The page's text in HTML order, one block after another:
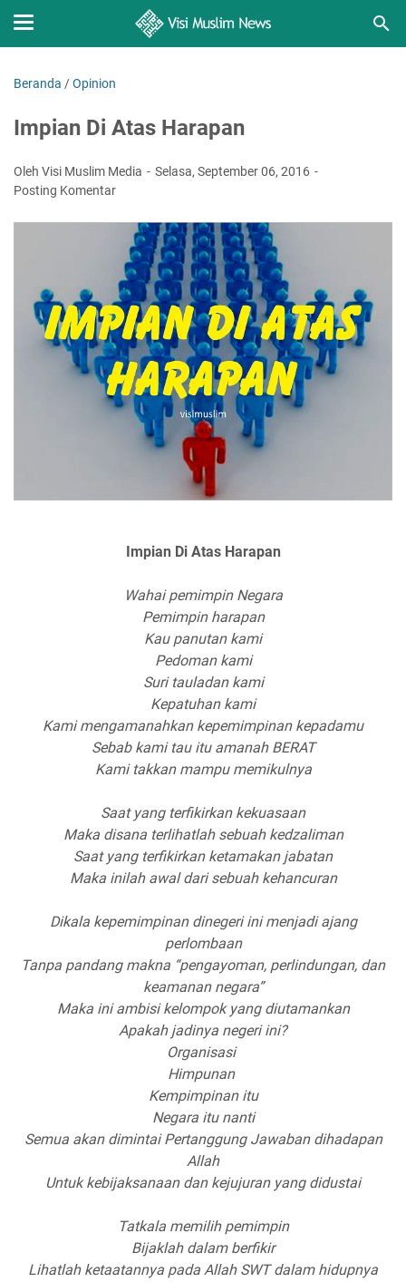
Beranda /Opinion
Impian Di Atas Harapan
Oleh Visi Muslim Media
Selasa, September 06, 2016
Posting Komentar
Impian Di Atas Harapan
Wahai pemimpin Negara
Pemimpin harapan
Kau panutan kami
Pedoman kami
Suri tauladan kami
Kepatuhan kami
Kami mengamanahkan kepemimpinan kepadamu
Sebab kami tau itu amanah BERAT
Kami takkan mampu memikulnya
Saat yang terfikirkan kekuasaan
Maka disana terlihatlah sebuah kedzaliman
Saat yang terfikirkan ketamakan jabatan
Maka inilah awal dari sebuah kehancuran
Dikala kepemimpinan dinegeri ini menjadi ajang
perlombaan
Tanpa pandang makna “pengayoman, perlindungan, dan
keamanan negara”
Maka ini ambisi kelompok yang diutamankan
Apakah jadinya negeri ini?
Organisasi
Himpunan
Kempimpinan itu
Negara itu nanti
Semua akan dimintai Pertanggung Jawaban dihadapan
Allah
Untuk kebijaksanaan dan kejujuran yang didustai
Tatkala memilih pemimpin
Bijaklah dalam berfikir
Lihatlah ketaatannya pada Allah SWT dalam hidupnya